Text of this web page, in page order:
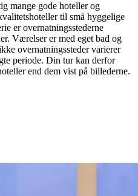
mange gode hoteller og
til små hyggelige
er overnatningsstederne
Værelser er med eget bad og
overnatningssteder varierer
periode. Din tur kan derfor
end dem vist på billederne.